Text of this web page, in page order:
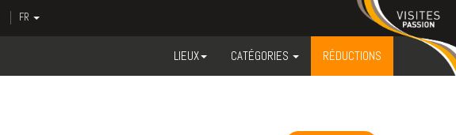
FR
LIEUX CATÉGORIES RÉDUCTIONS